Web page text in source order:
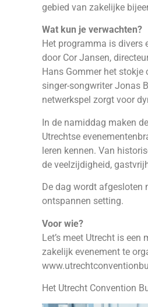
gebied van zakelijke
Wat kun je verwachten?
Het programma is divers
door Cor Jansen,
Hans Gommer het stokje
singer-songwriter Jonas
netwerkspel zorgt voor
In de namiddag maken
Utrechtse
leren kennen. Van
de veelzijdigheid,
De dag wordt afgesloten
ontspannen setting.
Voor wie?
Let’s meet Utrecht is
zakelijk evenement te
Het Utrecht Convention